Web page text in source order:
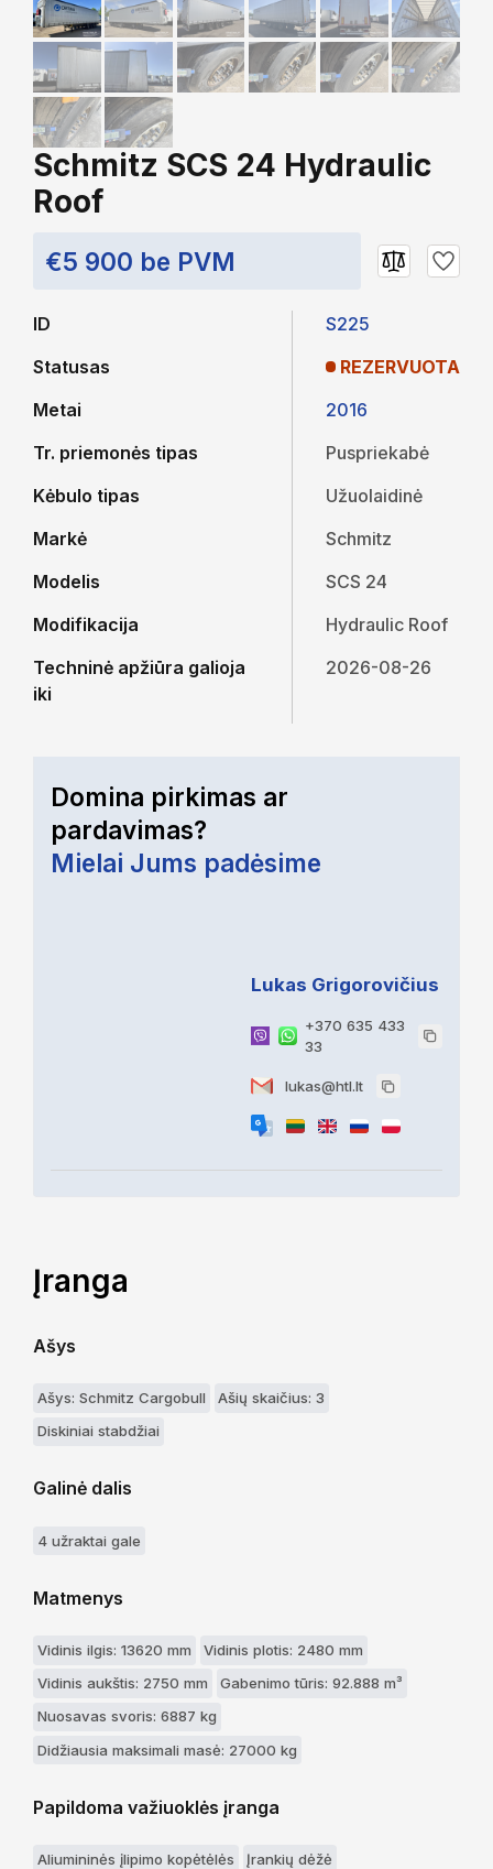
Schmitz SCS 24 Hydraulic
Roof
€5 900 be PVM
ID
Statusas
Metai
Tr. priemonės tipas
Kėbulo tipas
Markė
Modelis
Modifikacija
Techninė apžiūra galioja
iki
S225
REZERVUOTA
2016
Puspriekabė
Užuolaidinė
Schmitz
SCS 24
Hydraulic Roof
2026-08-26
Domina pirkimas ar
pardavimas?
Mielai Jums padėsime
Lukas Grigorovičius
+370 635 433
33
lukas@htl.lt
Įranga
Ašys
Ašys: Schmitz Cargobull
Ašių skaičius: 3
Diskiniai stabdžiai
Galinė dalis
4 užraktai gale
Matmenys
Vidinis ilgis: 13620 mm
Vidinis plotis: 2480 mm
Vidinis aukštis: 2750 mm
Gabenimo tūris: 92.888 m³
Nuosavas svoris: 6887 kg
Didžiausia maksimali masė: 27000 kg
Papildoma važiuoklės įranga
Aliumininės įlipimo kopėtėlės Įrankių dėžė